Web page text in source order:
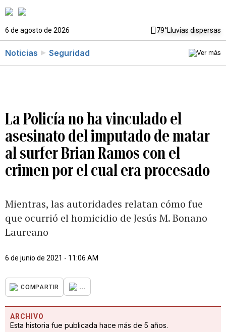
6 de agosto de 2026 79°Lluvias dispersas
Noticias Seguridad
La Policía no ha vinculado el
asesinato del imputado de matar
al surfer Brian Ramos con el
crimen por el cual era procesado
Mientras, las autoridades relatan cómo fue
que ocurrió el homicidio de Jesús M. Bonano
Laureano
6 de junio de 2021 - 11:06 AM
COMPARTIR ...
ARCHIVO
Esta historia fue publicada hace más de 5 años.